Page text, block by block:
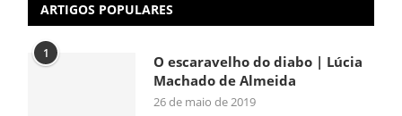
ARTIGOS POPULARES
1
O escaravelho do diabo | Lúcia
Machado de Almeida
26 de maio de 2019